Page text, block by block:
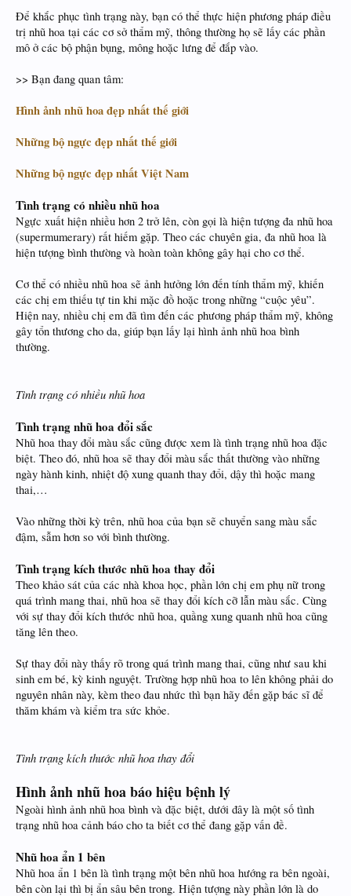
Để khắc phục tình trạng này, bạn có thể thực hiện phương pháp điều
trị nhũ hoa tại các cơ sở thẩm mỹ, thông thường họ sẽ lấy các phần
mô ở các bộ phận bụng, mông hoặc lưng để đắp vào.
>> Bạn đang quan tâm:
Hình ảnh nhũ hoa đẹp nhất thế giới
Những bộ ngực đẹp nhất thế giới
Những bộ ngực đẹp nhất Việt Nam
Tình trạng có nhiều nhũ hoa
Ngực xuất hiện nhiều hơn 2 trở lên, còn gọi là hiện tượng đa nhũ hoa
(supermumerary) rất hiếm gặp. Theo các chuyên gia, đa nhũ hoa là
hiện tượng bình thường và hoàn toàn không gây hại cho cơ thể.
Cơ thể có nhiều nhũ hoa sẽ ảnh hưởng lớn đến tính thẩm mỹ, khiến
các chị em thiếu tự tin khi mặc đồ hoặc trong những “cuộc yêu”.
Hiện nay, nhiều chị em đã tìm đến các phương pháp thẩm mỹ, không
gây tổn thương cho da, giúp bạn lấy lại hình ảnh nhũ hoa bình
thường.
Tình trạng có nhiều nhũ hoa
Tình trạng nhũ hoa đổi sắc
Nhũ hoa thay đổi màu sắc cũng được xem là tình trạng nhũ hoa đặc
biệt. Theo đó, nhũ hoa sẽ thay đổi màu sắc thất thường vào những
ngày hành kinh, nhiệt độ xung quanh thay đổi, dậy thì hoặc mang
thai,…
Vào những thời kỳ trên, nhũ hoa của bạn sẽ chuyển sang màu sắc
đậm, sẫm hơn so với bình thường.
Tình trạng kích thước nhũ hoa thay đổi
Theo khảo sát của các nhà khoa học, phần lớn chị em phụ nữ trong
quá trình mang thai, nhũ hoa sẽ thay đổi kích cỡ lẫn màu sắc. Cùng
với sự thay đổi kích thước nhũ hoa, quầng xung quanh nhũ hoa cũng
tăng lên theo.
Sự thay đổi này thấy rõ trong quá trình mang thai, cũng như sau khi
sinh em bé, kỳ kinh nguyệt. Trường hợp nhũ hoa to lên không phải do
nguyên nhân này, kèm theo đau nhức thì bạn hãy đến gặp bác sĩ để
thăm khám và kiểm tra sức khỏe.
Tình trạng kích thước nhũ hoa thay đổi
Hình ảnh nhũ hoa báo hiệu bệnh lý
Ngoài hình ảnh nhũ hoa bình và đặc biệt, dưới đây là một số tình
trạng nhũ hoa cảnh báo cho ta biết cơ thể đang gặp vấn đề.
Nhũ hoa ẩn 1 bên
Nhũ hoa ẩn 1 bên là tình trạng một bên nhũ hoa hướng ra bên ngoài,
bên còn lại thì bị ẩn sâu bên trong. Hiện tượng này phần lớn là do